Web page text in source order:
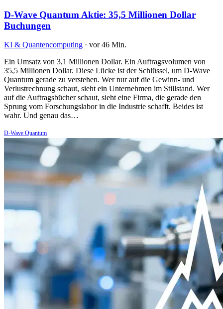
D-Wave Quantum Aktie: 35,5 Millionen Dollar
Buchungen
KI & Quantencomputing · vor 46 Min.
Ein Umsatz von 3,1 Millionen Dollar. Ein Auftragsvolumen von
35,5 Millionen Dollar. Diese Lücke ist der Schlüssel, um D-Wave
Quantum gerade zu verstehen. Wer nur auf die Gewinn- und
Verlustrechnung schaut, sieht ein Unternehmen im Stillstand. Wer
auf die Auftragsbücher schaut, sieht eine Firma, die gerade den
Sprung vom Forschungslabor in die Industrie schafft. Beides ist
wahr. Und genau das…
D-Wave Quantum